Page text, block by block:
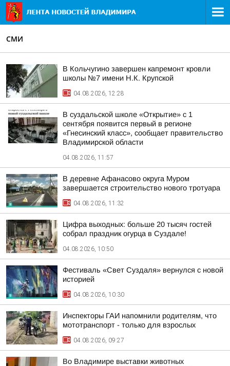
СМИ
В Кольчугино завершен капремонт кровли
школы №7 имени Н.К. Крупской
04.08.2026, 12:28
В суздальской школе «Открытие» с 1
сентября появится первый в регионе
«Гнесинский класс», сообщает правительство
Владимирской области
04.08.2026, 11:57
В деревне Афанасово округа Муром
завершается строительство нового тротуара
04.08.2026, 11:32
Цифра выходных: больше 20 тысяч гостей
собрал праздник огурца в Суздале!
04.08.2026, 10:50
Фестиваль «Свет Суздаля» вернулся с новой
историей
04.08.2026, 10:30
Инспекторы ГАИ напомнили родителям, что
мототранспорт - только для взрослых
04.08.2026, 09:27
Во Владимире выставки животных